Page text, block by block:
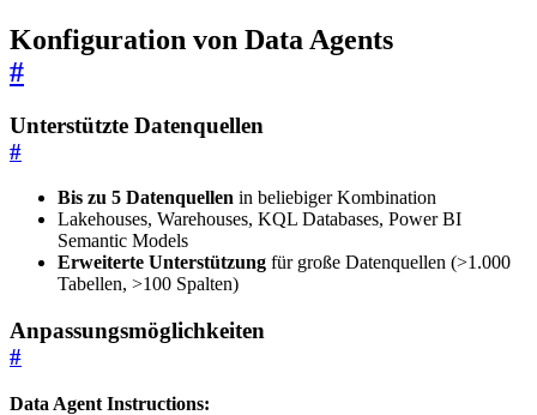
Konfiguration von Data Agents
#
Unterstützte Datenquellen
#
Bis zu 5 Datenquellen in beliebiger Kombination
Lakehouses, Warehouses, KQL Databases, Power BI
Semantic Models
Erweiterte Unterstützung für große Datenquellen (>1.000
Tabellen, >100 Spalten)
Anpassungsmöglichkeiten
#
Data Agent Instructions: